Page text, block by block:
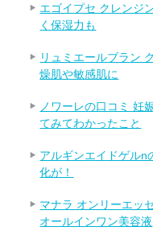
エゴイプセ クレンジ
く保湿力も
リュミエールブラン
燥肌や敏感肌に
ノワーレの口コミ 妊
てみてわかったこと
アルギンエイドゲル
化が！
マナラ オンリーエッ
オールインワン美容液